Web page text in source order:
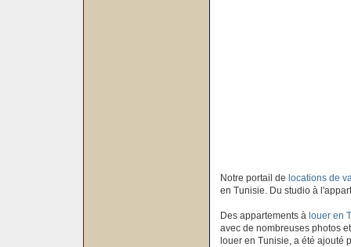
Notre portail de locations de
en Tunisie. Du studio à
Des appartements à louer en
avec de nombreuses photos
louer en Tunisie, a été ajouté